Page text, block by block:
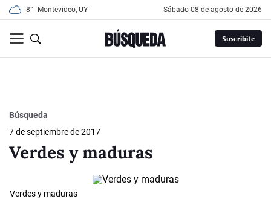
8° Montevideo, UY sábado 08 de agosto de 2026
Suscribite
Búsqueda
7 de septiembre de 2017
Verdes y maduras
Verdes y maduras